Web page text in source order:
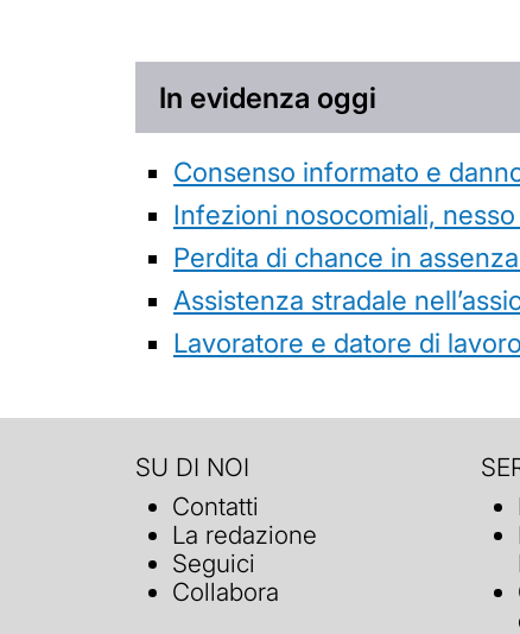
In evidenza oggi
Consenso informato e
Infezioni nosocomiali,
Perdita di chance in
Assistenza stradale
Lavoratore e datore di
SU DI NOI
Contatti
La redazione
Seguici
Collabora